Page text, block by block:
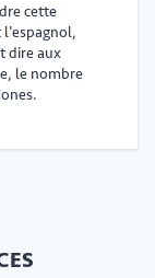
cette
l'espagnol,
dire aux
le nombre